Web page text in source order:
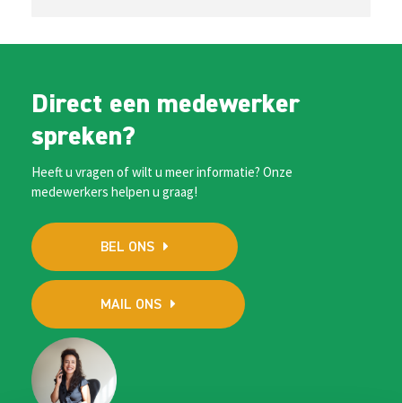
Direct een medewerker
spreken?
Heeft u vragen of wilt u meer informatie? Onze
medewerkers helpen u graag!
BEL ONS
MAIL ONS